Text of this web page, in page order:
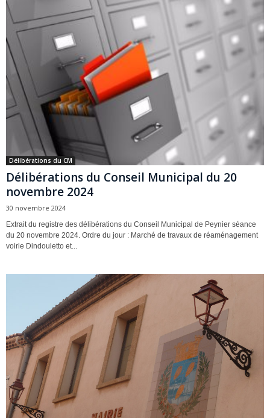
Délibérations du CM
Délibérations du Conseil Municipal du 20
novembre 2024
30 novembre 2024
Extrait du registre des délibérations du Conseil Municipal de Peynier séance
du 20 novembre 2024. Ordre du jour : Marché de travaux de réaménagement
voirie Dindouletto et...